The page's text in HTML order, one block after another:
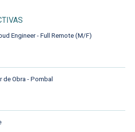
Engineer - Full Remote (M/F)
de Obra - Pombal